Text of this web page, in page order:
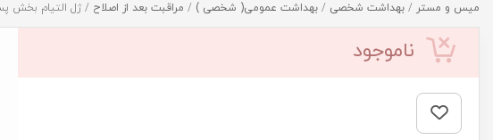
میس و مستر / بهداشت شخصی / بهداشت عمومی( شخصی ) / مراقبت بعد از اصلاح / ژل التیام بخش پس از
ناموجود